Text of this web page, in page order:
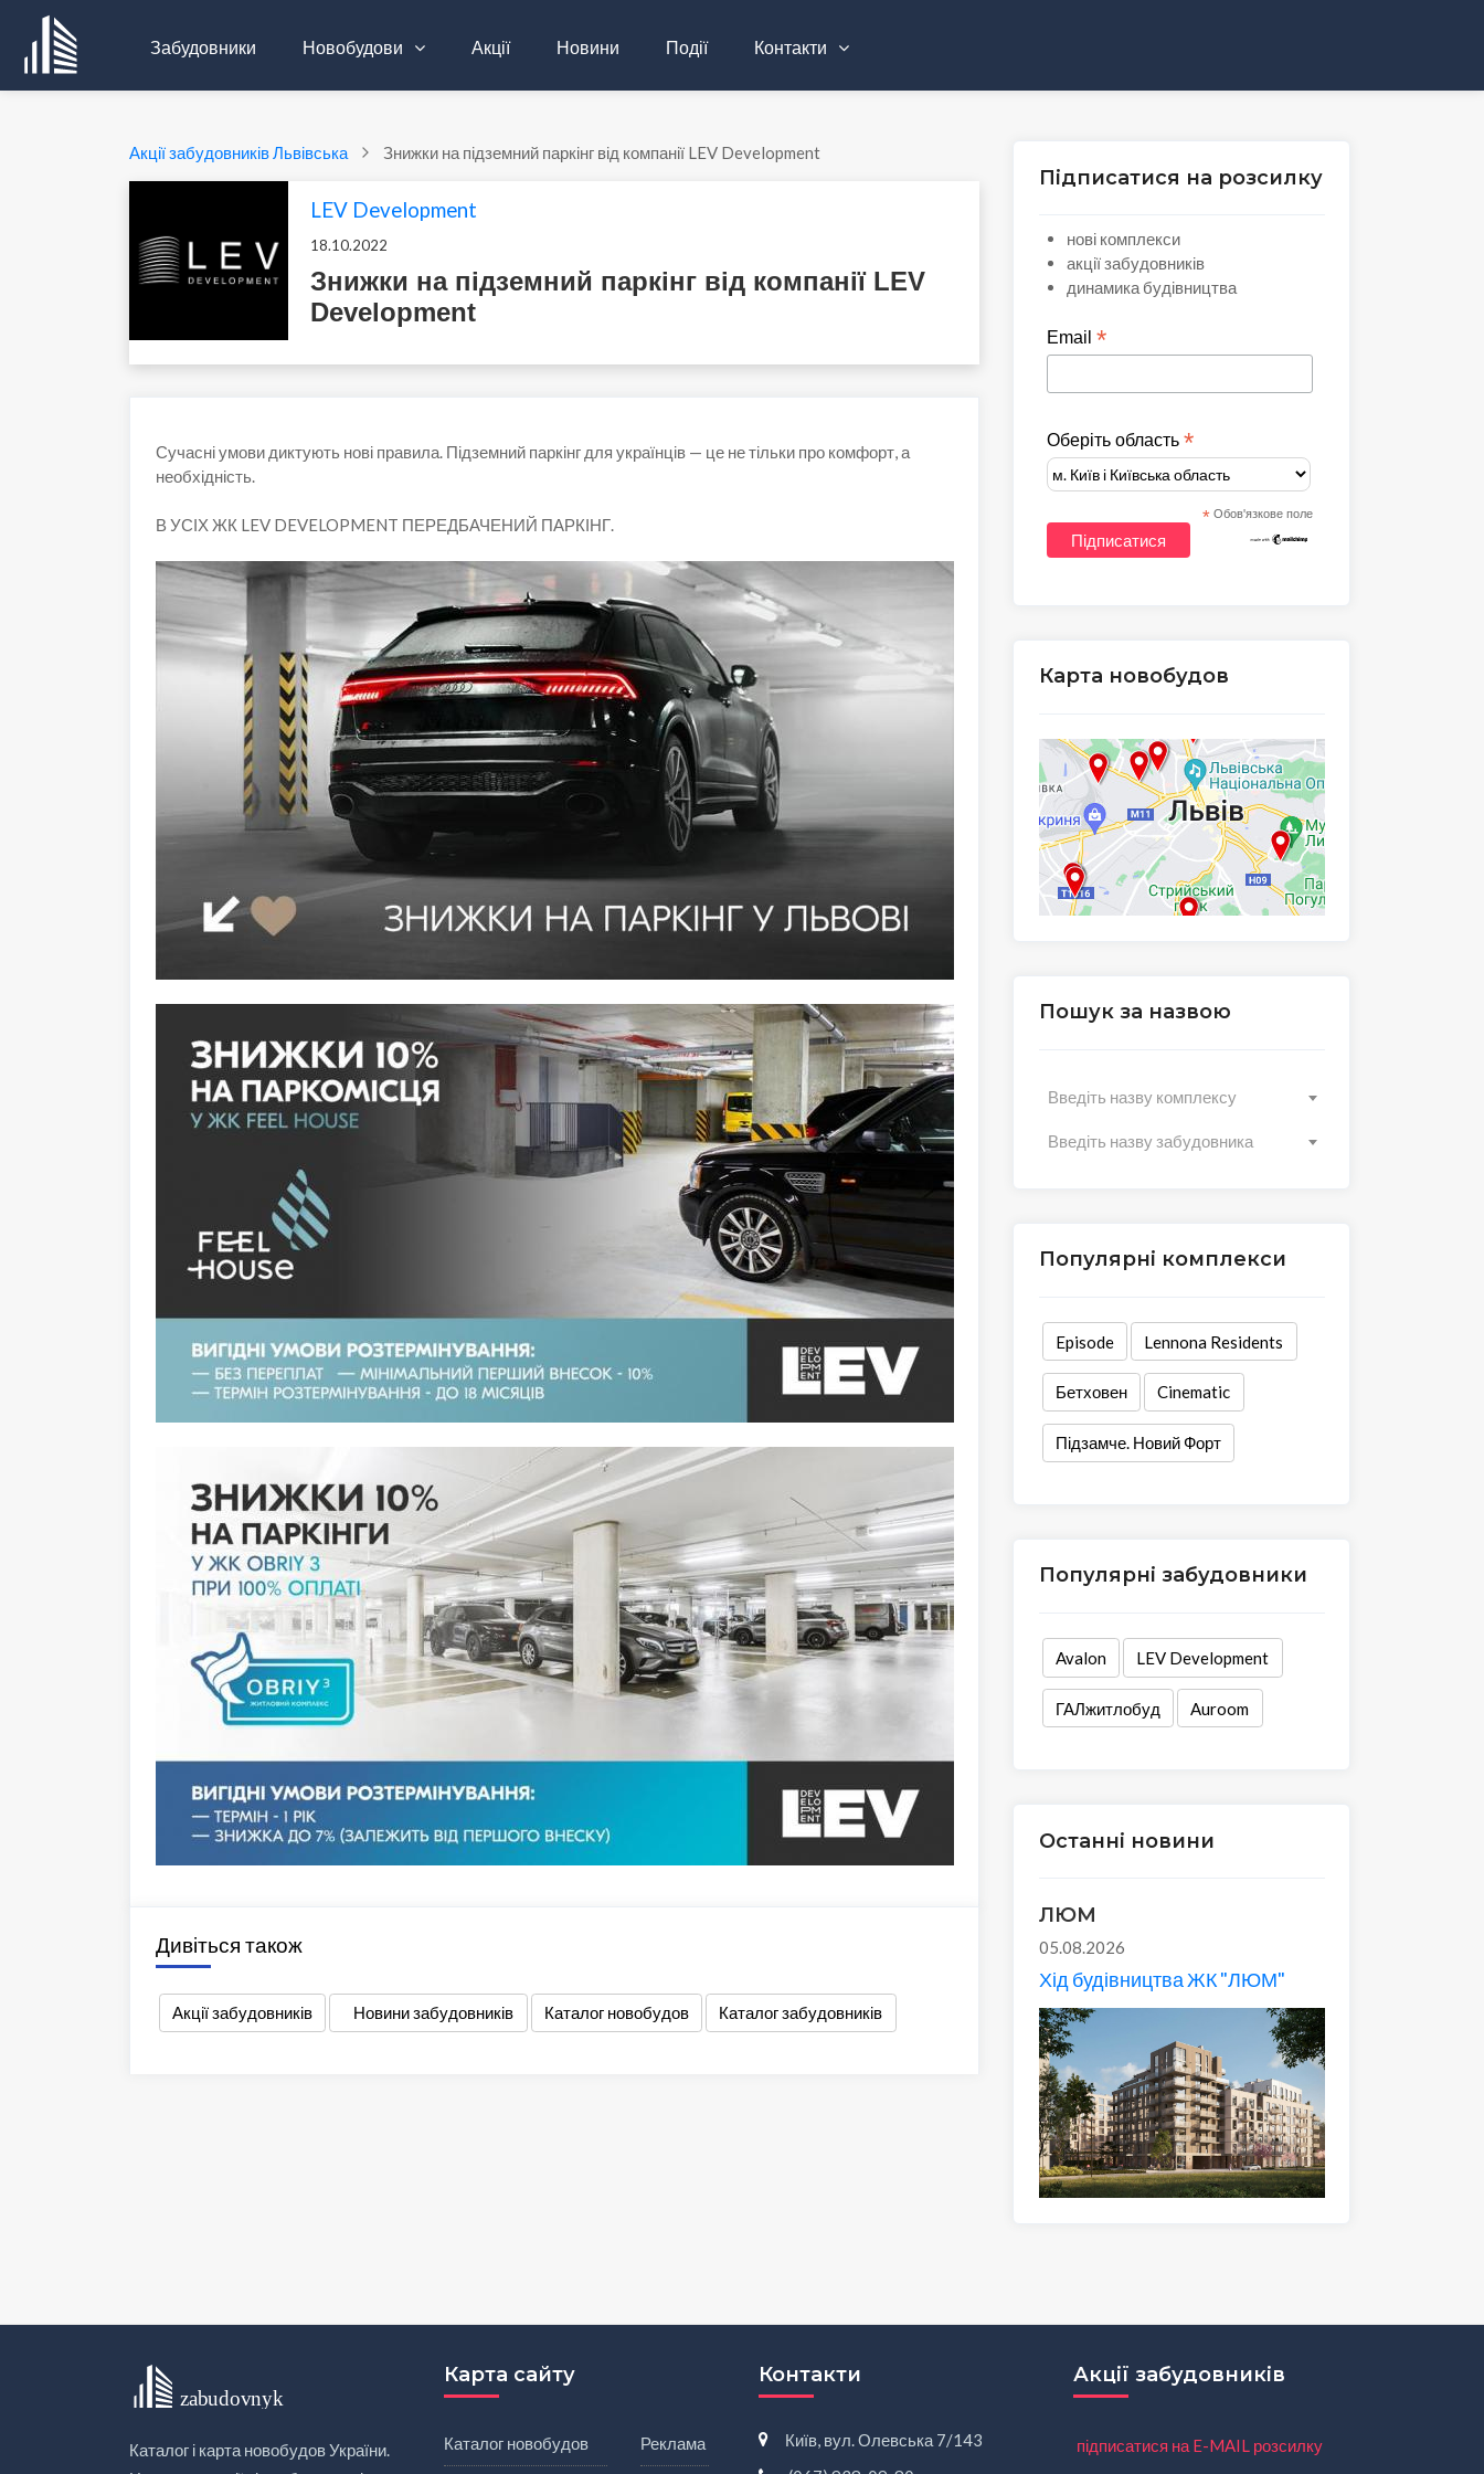
Забудовники Новобудови Акції Новини Події Контакти
Акції забудовників Львівська Знижки на підземний паркінг від компанії LEV Development
LEV Development
18.10.2022
Знижки на підземний паркінг від компанії LEV
Development
Сучасні умови диктують нові правила. Підземний паркінг для українців — це не тільки про комфорт, а
необхідність.
В УСІХ ЖК LEV DEVELOPMENT ПЕРЕДБАЧЕНИЙ ПАРКІНГ.
Дивіться також
Акції забудовників Новини забудовників Каталог новобудов Каталог забудовників
Підписатися на розсилку
нові комплекси
акції забудовників
динамика будівництва
Email*
Оберіть область*
* Обов'язкове поле
Карта новобудов
Пошук за назвою
Введіть назву комплексу
Введіть назву забудовника
Популярні комплекси
Episode Lennona Residents
Бетховен Cinematic
Підзамче. Новий Форт
Популярні забудовники
Avalon LEV Development
ГАЛжитлобуд Auroom
Останні новини
ЛЮМ
05.08.2026
Хід будівництва ЖК "ЛЮМ"
Каталог і карта новобудов України.
Карта сайту
Каталог новобудов Реклама
Контакти
Київ, вул. Олевська 7/143
Акції забудовників
підписатися на E-MAIL розсилку